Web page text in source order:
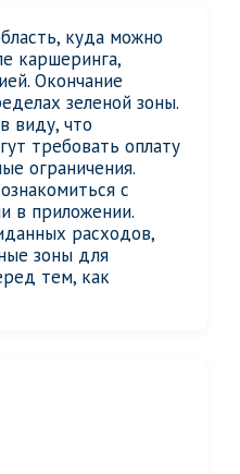
куда можно
каршеринга,
Окончание
зеленой зоны.
виду, что
требовать оплату
ограничения.
с
в приложении.
расходов,
зоны для
тем, как